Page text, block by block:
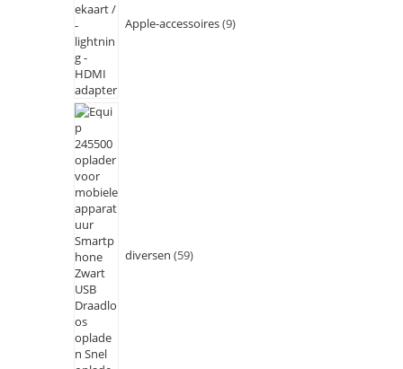
Apple-accessoires 9
diversen 59